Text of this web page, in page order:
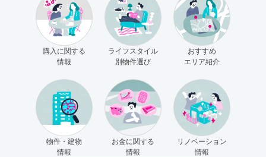
購入に関する
情報
ライフスタイル
別物件選び
おすすめ
エリア紹介
物件・建物
情報
お金に関する
情報
リノベーション
情報